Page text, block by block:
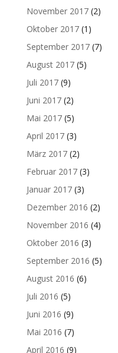
November 2017(2)
Oktober 2017(1)
September 2017(7)
August 2017(5)
Juli 2017(9)
Juni 2017(2)
Mai 2017(5)
April 2017(3)
März 2017(2)
Februar 2017(3)
Januar 2017(3)
Dezember 2016 (2)
November 2016 (4)
Oktober 2016 (3)
September 2016 (5)
August 2016 (6)
Juli 2016 (5)
Juni 2016 (9)
Mai 2016 (7)
April 2016 (9)